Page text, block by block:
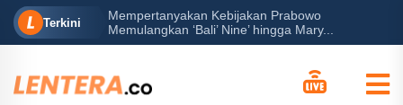
Terkini
Mary...
Peran Besar Tuhan…